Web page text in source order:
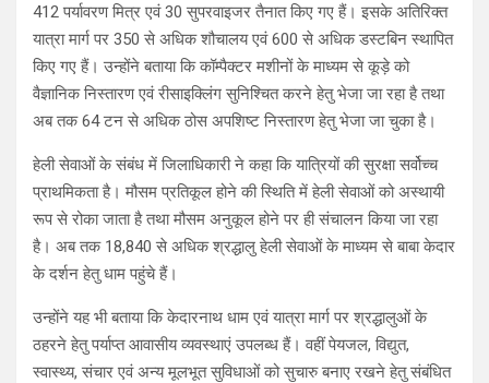
412 पर्यावरण मित्र एवं 30 सुपरवाइजर तैनात किए गए हैं। इसके अतिरिक्त
यात्रा मार्ग पर 350 से अधिक शौचालय एवं 600 से अधिक डस्टबिन स्थापित
किए गए हैं। उन्होंने बताया कि कॉम्पैक्टर मशीनों के माध्यम से कूड़े को
वैज्ञानिक निस्तारण एवं रीसाइक्लिंग सुनिश्चित करने हेतु भेजा जा रहा है तथा
अब तक 64 टन से अधिक ठोस अपशिष्ट निस्तारण हेतु भेजा जा चुका है।
हेली सेवाओं के संबंध में जिलाधिकारी ने कहा कि यात्रियों की सुरक्षा सर्वोच्च
प्राथमिकता है। मौसम प्रतिकूल होने की स्थिति में हेली सेवाओं को अस्थायी
रूप से रोका जाता है तथा मौसम अनुकूल होने पर ही संचालन किया जा रहा
है। अब तक 18,840 से अधिक श्रद्धालु हेली सेवाओं के माध्यम से बाबा केदार
के दर्शन हेतु धाम पहुंचे हैं।
उन्होंने यह भी बताया कि केदारनाथ धाम एवं यात्रा मार्ग पर श्रद्धालुओं के
ठहरने हेतु पर्याप्त आवासीय व्यवस्थाएं उपलब्ध हैं। वहीं पेयजल, विद्युत,
स्वास्थ्य, संचार एवं अन्य मूलभूत सुविधाओं को सुचारु बनाए रखने हेतु संबंधित